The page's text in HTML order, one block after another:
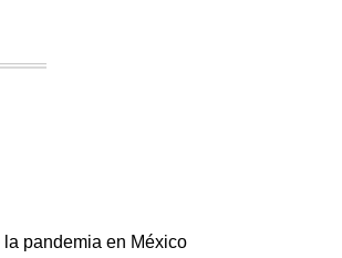
pandemia en México